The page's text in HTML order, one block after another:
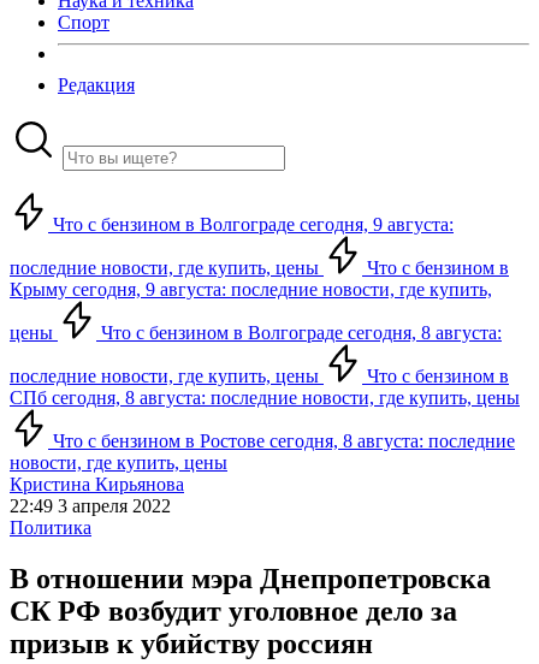
Спорт
Редакция
Что с бензином в Волгограде сегодня, 9 августа:
последние новости, где купить, цены
Что с бензином в
Крыму сегодня, 9 августа: последние новости, где купить,
цены Что с бензином в Волгограде сегодня, 8 августа:
последние новости, где купить, цены
Что с бензином в
СПб сегодня, 8 августа: последние новости, где купить, цены
Что с бензином в Ростове сегодня, 8 августа: последние
новости, где купить, цены
Кристина Кирьянова
22:49 3 апреля 2022
Политика
В отношении мэра Днепропетровска
СК РФ возбудит уголовное дело за
призыв к убийству россиян